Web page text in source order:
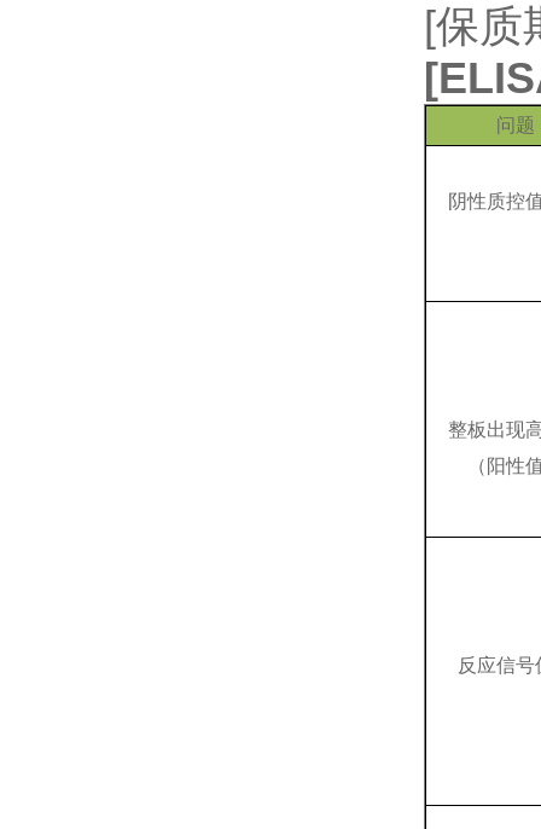
[保
[
问题
阴性质控
整板出现
（阳性
反应信号